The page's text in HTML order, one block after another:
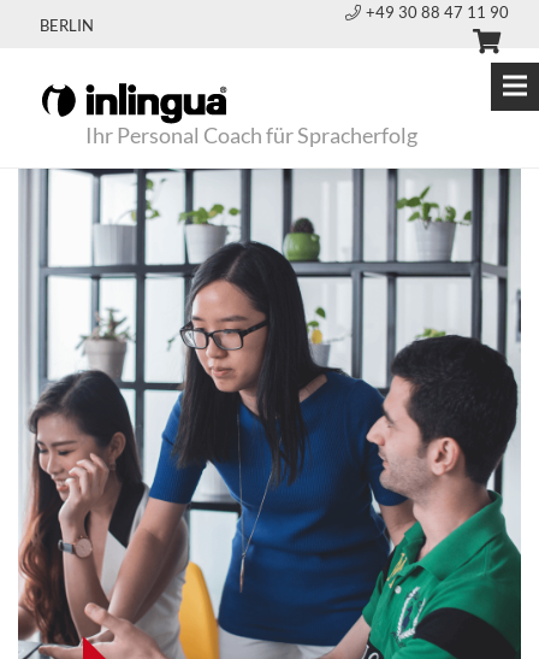
BERLIN
+49 30 88 47 11 90
Ihr Personal Coach für Spracherfolg